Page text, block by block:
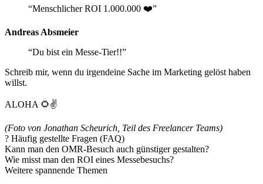
“Menschlicher ROI 1.000.000 ❤️”
Andreas Absmeier
“Du bist ein Messe-Tier!!”
Schreib mir, wenn du irgendeine Sache im Marketing gelöst haben
willst.
ALOHA 🌻✌️
(Foto von Jonathan Scheurich, Teil des Freelancer Teams)
? Häufig gestellte Fragen (FAQ)
Kann man den OMR-Besuch auch günstiger gestalten?
Wie misst man den ROI eines Messebesuchs?
Weitere spannende Themen